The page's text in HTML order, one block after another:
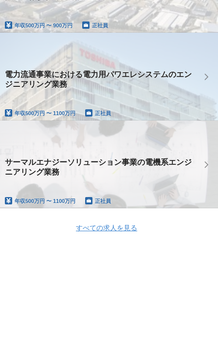
年収500万円 〜 900万円 正社員
電力流通事業における電力用パワエレシステムのエン
ジニアリング業務
年収500万円 〜 1100万円 正社員
サーマルエナジーソリューション事業の電機系エンジ
ニアリング業務
年収500万円 〜 1100万円 正社員
すべての求人を見る